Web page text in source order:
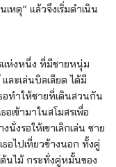
เหตุ” แล้วจึงเริ่มดำเนิน
แห่งหนึ่ง ที่มีชายหนุ่ม
ะเล่นบิลเลียด ได้มี
ทำให้ชายที่เดินสวนกัน
เข้ามาในสโมสรเพื่อ
งรอให้เขาเลิกเล่น ชาย
อไปเที่ยวข้างนอก ทั้งคู่
นไม้ กระทั่งคู่หมั้นของ